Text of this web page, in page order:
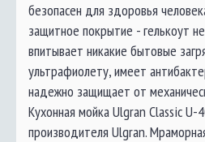
безопасен для здоровья
защитное покрытие - гелькоут
впитывает никакие бытовые
ультрафиолету, имеет
надежно защищает от
Кухонная мойка Ulgran Classic
производителя Ulgran.